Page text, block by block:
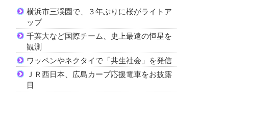
横浜市三渓園で、３年ぶりに桜がライトア
ップ
千葉大など国際チーム、史上最遠の恒星を
観測
ワッペンやネクタイで「共生社会」を発信
ＪＲ西日本、広島カープ応援電車をお披露
目